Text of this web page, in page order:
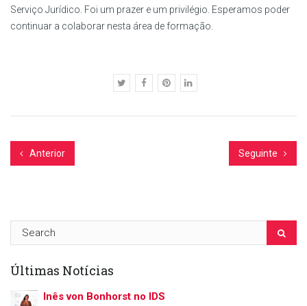
Serviço Jurídico. Foi um prazer e um privilégio. Esperamos poder
continuar a colaborar nesta área de formação.
Anterior Seguinte
Últimas Notícias
Inês von Bonhorst no IDS